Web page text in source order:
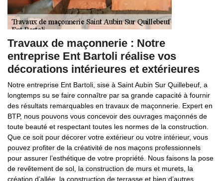
Travaux de maçonnerie : Notre
entreprise Ent Bartoli réalise vos
décorations intérieures et extérieures
Notre entreprise Ent Bartoli, sise à Saint Aubin Sur Quillebeuf, a
longtemps su se faire connaître par sa grande capacité à fournir
des résultats remarquables en travaux de maçonnerie. Expert en
BTP, nous pouvons vous concevoir des ouvrages maçonnés de
toute beauté et respectant toutes les normes de la construction.
Que ce soit pour décorer votre extérieur ou votre intérieur, vous
pouvez profiter de la créativité de nos maçons professionnels
pour assurer l’esthétique de votre propriété. Nous faisons la pose
de revêtement de sol, la construction de murs et murets, la
création d’allée, la construction de terrasse et bien d’autres